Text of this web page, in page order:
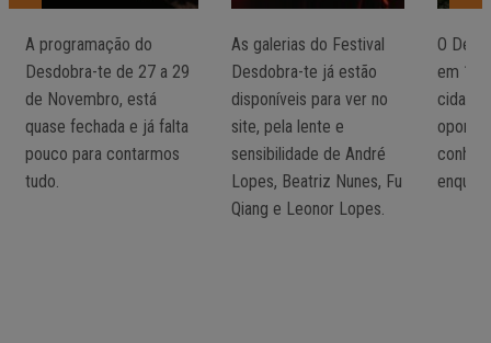
A programação do
Desdobra-te de 27 a 29
de Novembro, está
quase fechada e já falta
pouco para contarmos
tudo.
As galerias do Festival
Desdobra-te já estão
disponíveis para ver no
site, pela lente e
sensibilidade de André
Lopes, Beatriz Nunes, Fu
Qiang e Leonor Lopes.
O
em 10
cidade